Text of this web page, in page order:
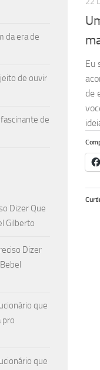
Eu
de
da era de
de ouvir
de
Dizer Que
Gilberto
Dizer
que
pro
que